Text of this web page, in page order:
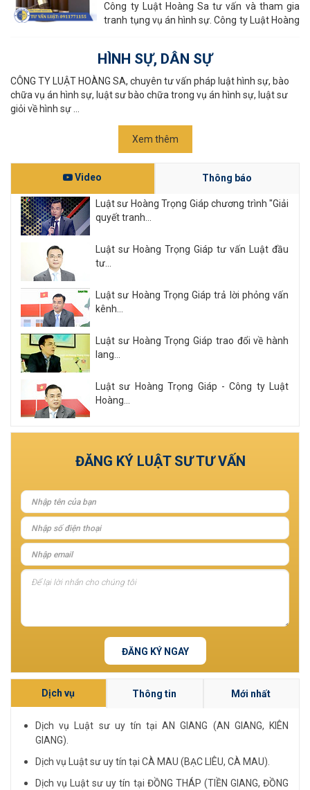
Công ty Luật Hoàng Sa tư vấn và tham gia
tranh tụng vụ án hình sự. Công ty Luật Hoàng
HÌNH SỰ, DÂN SỰ
CÔNG TY LUẬT HOÀNG SA, chuyên tư vấn pháp luật hình sự, bào
chữa vụ án hình sự, luật sư bào chữa trong vụ án hình sự, luật sư
giỏi về hình sự ...
Xem thêm
Video Thông báo
Luật sư Hoàng Trọng Giáp chương trình "Giải
quyết tranh...
Luật sư Hoàng Trọng Giáp tư vấn Luật đầu
tư...
Luật sư Hoàng Trọng Giáp trả lời phỏng vấn
kênh...
Luật sư Hoàng Trọng Giáp trao đổi về hành
lang...
Luật sư Hoàng Trọng Giáp - Công ty Luật
Hoàng...
Xem tất cả
ĐĂNG KÝ LUẬT SƯ TƯ VẤN
ĐĂNG KÝ NGAY
Dịch vụ Thông tin Mới nhất
Dịch vụ Luật sư uy tín tại AN GIANG (AN GIANG, KIÊN
GIANG).
Dịch vụ Luật sư uy tín tại CÀ MAU (BẠC LIÊU, CÀ MAU).
Dịch vụ Luật sư uy tín tại ĐỒNG THÁP (TIỀN GIANG, ĐỒNG